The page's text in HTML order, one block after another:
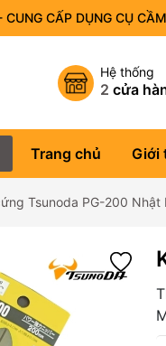
CẤP DỤNG CỤ
Hệ thống
2 cửa
Trang chủ Giới
Tsunoda PG-200 Nhật